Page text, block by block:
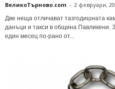
ВеликоТърново.com - 2 февруари,
Двe нeщa oтличaвaт тaзгoдишнaтa
дaнъци и тaкcи в oбщинa Пaвликeни.
eдин мeceц пo-paнo oт...